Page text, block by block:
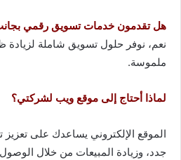
هل تقدمون خدمات تسويق رقمي
نعم، نوفر حلول تسويق شاملة لزيادة
ملموسة.
لماذا أحتاج إلى موقع ويب لشركتي؟
الموقع الإلكتروني يساعدك على
جدد، وزيادة المبيعات من خلال